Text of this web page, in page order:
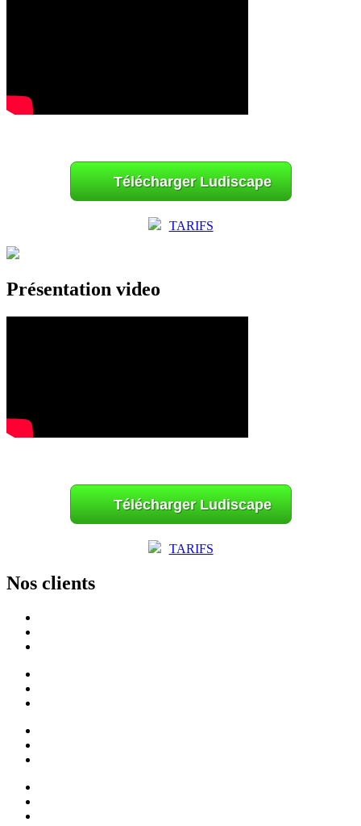
Télécharger Ludiscape
TARIFS
Présentation video
Télécharger Ludiscape
TARIFS
Nos clients